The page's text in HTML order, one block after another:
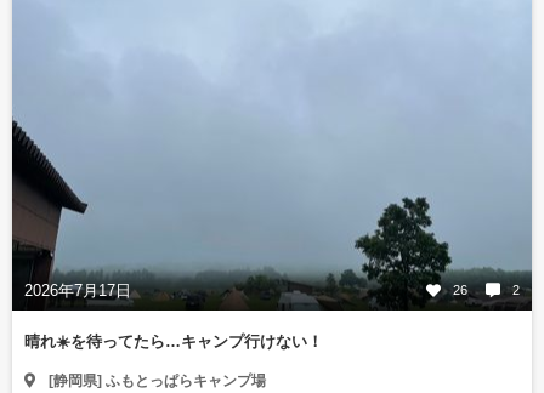
2026年7月17日 26 2
晴れ☀️を待ってたら…キャンプ行けない！
[静岡県] ふもとっぱらキャンプ場